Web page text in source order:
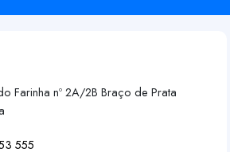
Farinha nº 2A/2B Braço de Prata
555